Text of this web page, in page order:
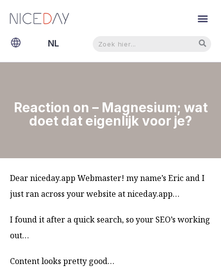
NL
EN
Reaction on – Magnesium; wat
doet dat eigenlijk voor je?
Dear niceday.app Webmaster! my name’s Eric and I
just ran across your website at niceday.app…
I found it after a quick search, so your SEO’s working
out…
Content looks pretty good…